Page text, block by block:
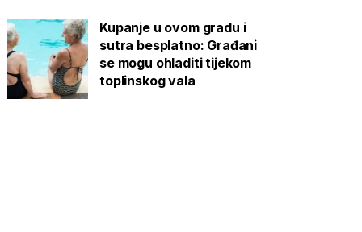
Kupanje u ovom gradu i
sutra besplatno: Građani
se mogu ohladiti tijekom
toplinskog vala